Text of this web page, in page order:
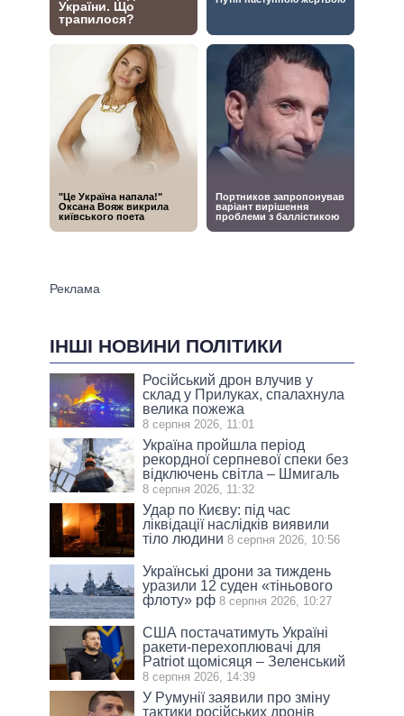
ІНШІ НОВИНИ ПОЛІТИКИ
Російський дрон влучив у
склад у Прилуках, спалахнула
велика пожежа
8 серпня 2026, 11:01
Україна пройшла період
рекордної серпневої спеки без
відключень світла – Шмигаль
8 серпня 2026, 11:32
Удар по Києву: під час
ліквідації наслідків виявили
тіло людини 8 серпня 2026, 10:56
Українські дрони за тиждень
уразили 12 суден «тіньового
флоту» рф 8 серпня 2026, 10:27
США постачатимуть Україні
ракети-перехоплювачі для
Patriot щомісяця – Зеленський
8 серпня 2026, 14:39
У Румунії заявили про зміну
тактики російських дронів